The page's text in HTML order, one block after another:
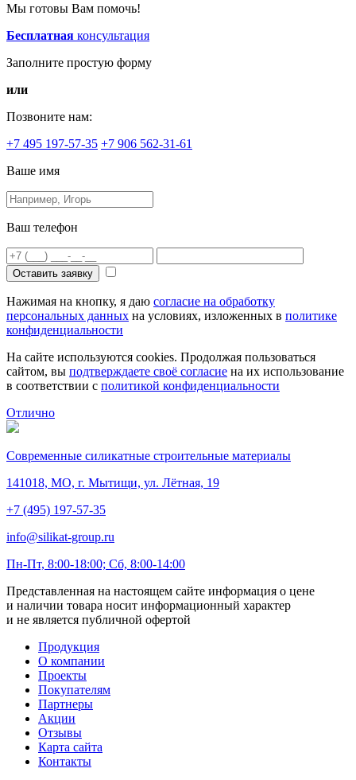
Мы готовы Вам помочь!
Бесплатная консультация
Заполните простую форму
или
Позвоните нам:
+7 495 197-57-35 +7 906 562-31-61
Ваше имя
Ваш телефон
Оставить заявку
Нажимая на кнопку, я даю согласие на обработку
персональных данных на условиях, изложенных в политике
конфиденциальности
На сайте используются cookies. Продолжая пользоваться
сайтом, вы подтверждаете своё согласие на их использование
в соответствии с политикой конфиденциальности
Отлично
Современные силикатные строительные материалы
141018, МО, г. Мытищи, ул. Лётная, 19
+7 (495) 197-57-35
info@silikat-group.ru
Пн-Пт, 8:00-18:00; Сб, 8:00-14:00
Представленная на настоящем сайте информация о цене
и наличии товара носит информационный характер
и не является публичной офертой
Продукция
О компании
Проекты
Покупателям
Партнеры
Акции
Отзывы
Карта сайта
Контакты